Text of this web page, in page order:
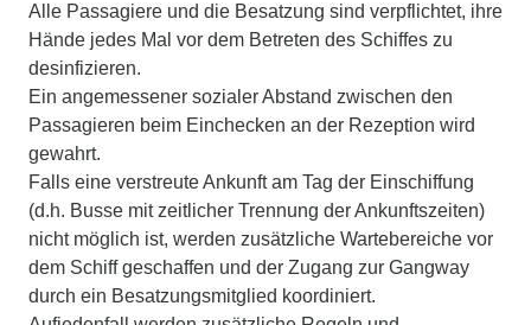
Alle Passagiere und die Besatzung sind verpflichtet, ihre
Hände jedes Mal vor dem Betreten des Schiffes zu
desinfizieren.
Ein angemessener sozialer Abstand zwischen den
Passagieren beim Einchecken an der Rezeption wird
gewahrt.
Falls eine verstreute Ankunft am Tag der Einschiffung
(d.h. Busse mit zeitlicher Trennung der Ankunftszeiten)
nicht möglich ist, werden zusätzliche Wartebereiche vor
dem Schiff geschaffen und der Zugang zur Gangway
durch ein Besatzungsmitglied koordiniert.